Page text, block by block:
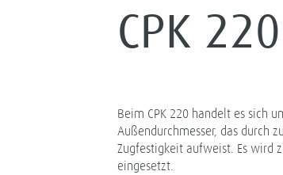
CPK 220
Beim CPK 220 handelt es sich
Außendurchmesser, das durch
Zugfestigkeit aufweist. Es wird
eingesetzt.